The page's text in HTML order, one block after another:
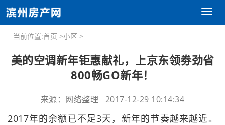
Toggle
当前位置:首页 >小区 >
美的空调新年钜惠献礼，上京东领劵劲省
800畅GO新年！
来源：网络整理 2017-12-29 10:14:34
2017年的余额已不足3天，新年的节奏越来越近。